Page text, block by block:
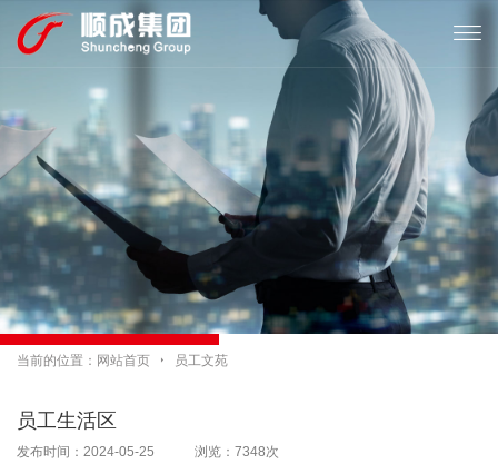

当前的位置： 网站首页  员工文苑
员工生活区
发布时间：2024-05-25 浏览：7348次